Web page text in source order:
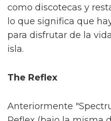
como discotecas y
lo que significa que
para disfrutar de la
isla.
The Reflex
Anteriormente